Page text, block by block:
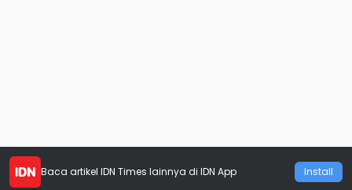
Baca artikel IDN Times lainnya di IDN App Install